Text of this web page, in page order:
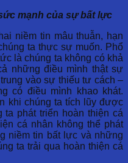
mạnh của sự bất lực
niềm tin mâu thuẫn, hạn
ta thực sự muốn. Phổ
là chúng ta không có khả
những điều mình thật sự
vào sự thiếu tư cách –
có điều mình khao khát.
khi chúng ta tích lũy được
ta phát triển hoàn thiện cá
cá nhân không thể phát
niềm tin bất lực và những
ta trải qua hoàn thiện cá